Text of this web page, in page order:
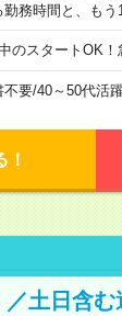
勤務時間と、もう
中のスタートOK
不要/40～50代活
！
土日含